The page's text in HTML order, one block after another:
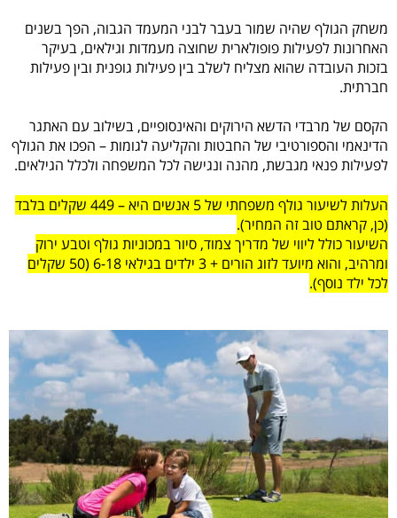
משחק הגולף שהיה שמור בעבר לבני המעמד הגבוה, הפך בשנים
האחרונות לפעילות פופולארית שחוצה מעמדות וגילאים, בעיקר
בזכות העובדה שהוא מצליח לשלב בין פעילות גופנית ובין פעילות
חברתית.
הקסם של מרבדי הדשא הירוקים והאינסופיים, בשילוב עם האתגר
הדינאמי והספורטיבי של החבטות והקליעה לגומות – הפכו את הגולף
לפעילות פנאי מגבשת, מהנה ונגישה לכל המשפחה ולכלל הגילאים.
העלות לשיעור גולף משפחתי של 5 אנשים היא – 449 שקלים בלבד
(כן, קראתם טוב זה המחיר).
השיעור כולל ליווי של מדריך צמוד, סיור במכוניות גולף וטבע ירוק
ומרהיב, והוא מיועד לזוג הורים + 3 ילדים בגילאי 6-18 (50 שקלים
לכל ילד נוסף).